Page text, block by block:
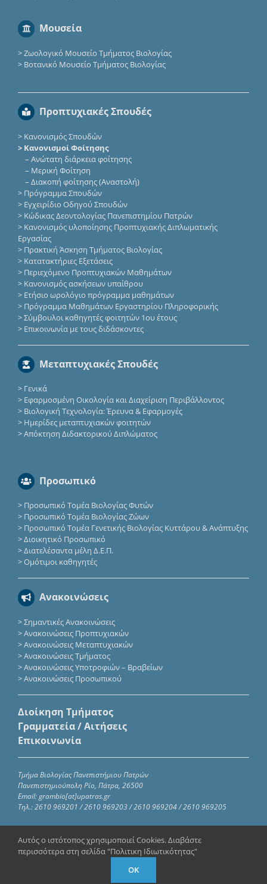
Μουσεία
>Ζωολογικό Μουσείο Τμήματος Βιολογίας
> Βοτανικό Μουσείο Τμήματος Βιολογίας
Προπτυχιακές Σπουδές
> Κανονισμός Σπουδών
> Κανονισμοί Φοίτησης
– Ανώτατη διάρκεια φοίτησης
– Μερική Φοίτηση
– Διακοπή φοίτησης (Αναστολή)
> Πρόγραμμα Σπουδών
> Εγχειρίδιο Οδηγού Σπουδών
> Κώδικας Δεοντολογίας Πανεπιστημίου Πατρών
> Κανονισμός υλοποίησης Προπτυχιακής Διπλωματικής
Εργασίας
> Πρακτική Άσκηση Τμήματος Βιολογίας
> Κατατακτήριες Eξετάσεις
> Περιεχόμενο Προπτυχιακών Μαθημάτων
> Κανονισμός ασκήσεων υπαίθρου
> Ετήσιο ωρολόγιο πρόγραμμα μαθημάτων
> Πρόγραμμα Μαθημάτων Εργαστηρίου Πληροφορικής
>Σύμβουλοι καθηγητές φοιτητών 1ου έτους
> Επικοινωνία με τους διδάσκοντες
Μεταπτυχιακές Σπουδές
> Γενικά
> Εφαρμοσμένη Οικολογία και Διαχείριση Περιβάλλοντος
>Βιολογική Τεχνολογία: Έρευνα & Εφαρμογές
> Ημερίδες μεταπτυχιακών φοιτητών
>Απόκτηση Διδακτορικού Διπλώματος
Προσωπικό
> Προσωπικό Τομέα Βιολογίας Φυτών
> Προσωπικό Τομέα Βιολογίας Ζώων
> Προσωπικό Τομέα Γενετικής Βιολογίας Κυττάρου & Ανάπτυξης
>Διοικητικό Προσωπικό
>Διατελέσαντα μέλη Δ.Ε.Π.
>Ομότιμοι καθηγητές
Ανακοινώσεις
>Σημαντικές Ανακοινώσεις
>Ανακοινώσεις Προπτυχιακών
>Ανακοινώσεις Μεταπτυχιακών
>Ανακοινώσεις Τμήματος
>Ανακοινώσεις Υποτροφιών – Βραβείων
>Ανακοινώσεις Προσωπικού
Διοίκηση Τμήματος
Γραμματεία / Αιτήσεις
Επικοινωνία
Τμήμα Βιολογίας Πανεπιστήμιου Πατρών
Πανεπιστημιούπολη Ρίο, Πάτρα, 26500
Email: grambio[at]upatras.gr
Τηλ.: 2610 969201 / 2610 969203 / 2610 969204 / 2610 969205
Copyright 2023 – 2024 | Τμήμα Βιολογίας Πανεπιστημίου
Αυτός ο ιστότοπος χρησιμοποιεί Cookies. Διαβάστε
περισσότερα στη σελίδα "Πολιτικη Ιδιωτικότητας"
OK